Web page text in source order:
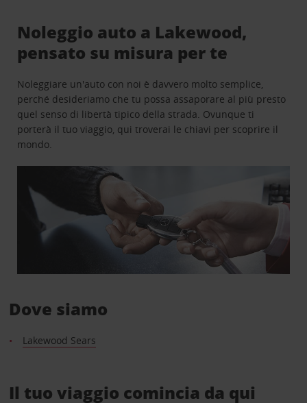
Noleggio auto a Lakewood,
pensato su misura per te
Noleggiare un'auto con noi è davvero molto semplice,
perché desideriamo che tu possa assaporare al più presto
quel senso di libertà tipico della strada. Ovunque ti
porterà il tuo viaggio, qui troverai le chiavi per scoprire il
mondo.
Dove siamo
Lakewood Sears
Il tuo viaggio comincia da qui